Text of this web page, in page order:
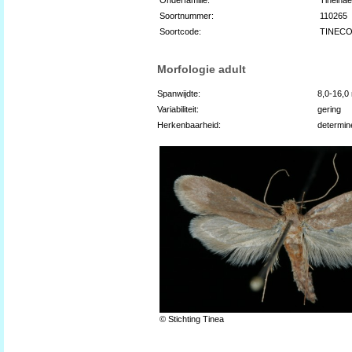
Soortnummer:
110265
Soortcode:
Morfologie adult
Spanwijdte:
8,0-16,0
Variabiliteit:
gering
Herkenbaarheid:
© Stichting Tinea